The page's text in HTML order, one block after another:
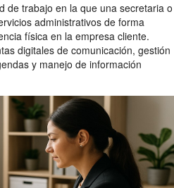
de trabajo en la que una secretaria o
administrativos de forma
física en la empresa cliente.
digitales de comunicación, gestión
y manejo de información